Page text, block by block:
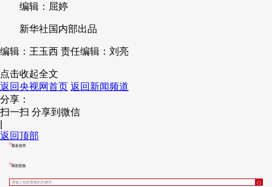
编辑：屈婷
新华社国内部出品
编辑：王玉西 责任编辑：刘亮
点击收起全文
返回央视网首页 返回新闻频道
分享：
扫一扫 分享到微信
返回顶部
最新推荐
精彩图集